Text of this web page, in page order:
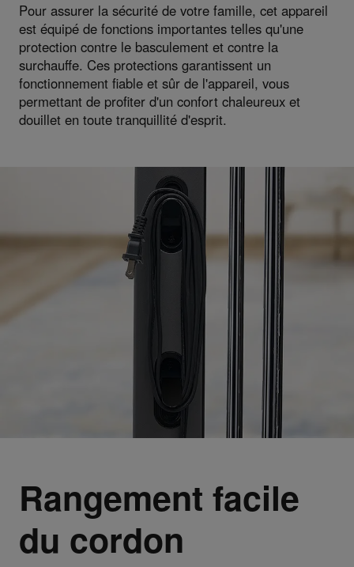
Pour assurer la sécurité de votre famille, cet appareil
est équipé de fonctions importantes telles qu'une
protection contre le basculement et contre la
surchauffe. Ces protections garantissent un
fonctionnement fiable et sûr de l'appareil, vous
permettant de profiter d'un confort chaleureux et
douillet en toute tranquillité d'esprit.
Rangement facile
du cordon